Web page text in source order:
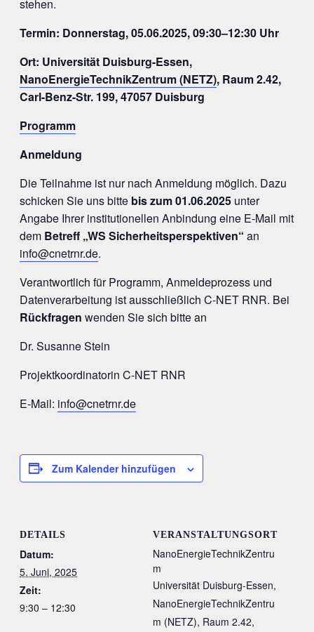
stehen.
Termin: Donnerstag, 05.06.2025, 09:30–12:30 Uhr
Ort: Universität Duisburg-Essen,
NanoEnergieTechnikZentrum (NETZ), Raum 2.42,
Carl-Benz-Str. 199, 47057 Duisburg
Programm
Anmeldung
Die Teilnahme ist nur nach Anmeldung möglich. Dazu
schicken Sie uns bitte bis zum 01.06.2025 unter
Angabe Ihrer institutionellen Anbindung eine E-Mail mit
dem Betreff „WS Sicherheitsperspektiven“ an
info@cnetrnr.de.
Verantwortlich für Programm, Anmeldeprozess und
Datenverarbeitung ist ausschließlich C-NET RNR. Bei
Rückfragen wenden Sie sich bitte an
Dr. Susanne Stein
Projektkoordinatorin C-NET RNR
E-Mail: info@cnetrnr.de
Zum Kalender hinzufügen
DETAILS
Datum:
5. Juni, 2025
Zeit:
9:30 – 12:30
VERANSTALTUNGSORT
NanoEnergieTechnikZentru
m
Universität Duisburg-Essen,
NanoEnergieTechnikZentru
m (NETZ), Raum 2.42,